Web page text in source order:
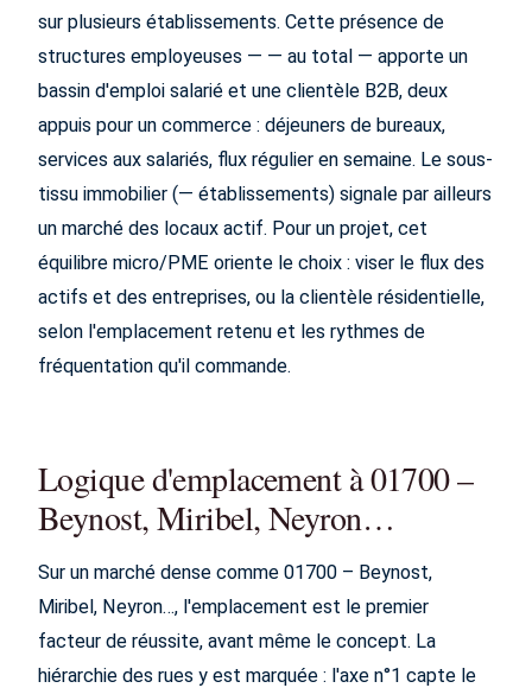
sur plusieurs établissements. Cette présence de
structures employeuses — — au total — apporte un
bassin d'emploi salarié et une clientèle B2B, deux
appuis pour un commerce : déjeuners de bureaux,
services aux salariés, flux régulier en semaine. Le sous-
tissu immobilier (— établissements) signale par ailleurs
un marché des locaux actif. Pour un projet, cet
équilibre micro/PME oriente le choix : viser le flux des
actifs et des entreprises, ou la clientèle résidentielle,
selon l'emplacement retenu et les rythmes de
fréquentation qu'il commande.
Logique d'emplacement à 01700 –
Beynost, Miribel, Neyron…
Sur un marché dense comme 01700 – Beynost,
Miribel, Neyron…, l'emplacement est le premier
facteur de réussite, avant même le concept. La
hiérarchie des rues y est marquée : l'axe n°1 capte le